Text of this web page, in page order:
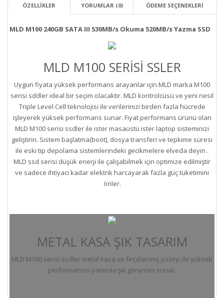
ÖZELLİKLER YORUMLAR (0) ÖDEME SEÇENEKLERI
MLD M100 240GB SATA III 530MB/s Okuma 520MB/s Yazma SSD
MLD M100 SERİSİ SSLER
Uygun fiyata yüksek performans arayanlar için MLD marka M100
serisi sddler ideal bir seçim olacaktır. MLD kontrolcüsü ve yeni nesil
Triple Level Cell teknolojisi ile verilerinizi birden fazla hücrede
işleyerek yüksek performans sunar. Fiyat performans ürünü olan
MLD M100 serisi ssdler ile ister masaüstü ister laptop sisteminizi
geliştirin. Sistem başlatma(boot), dosya transferi ve tepkime süresi
ile eski tip depolama sistemlerindeki gecikmelere elveda deyin .
MLD ssd serisi düşük enerji ile çalışabilmek için optimize edilmiştir
ve sadece ihtiyacı kadar elektrik harcayarak fazla güç tüketimini
önler.
METAL KASA ŞIK TASARIM
MLD M100 serisi ssdler metal kasa ve fırçalanmış yüzeyi ile yüksek
performansın yanında şık görünüm sunar.